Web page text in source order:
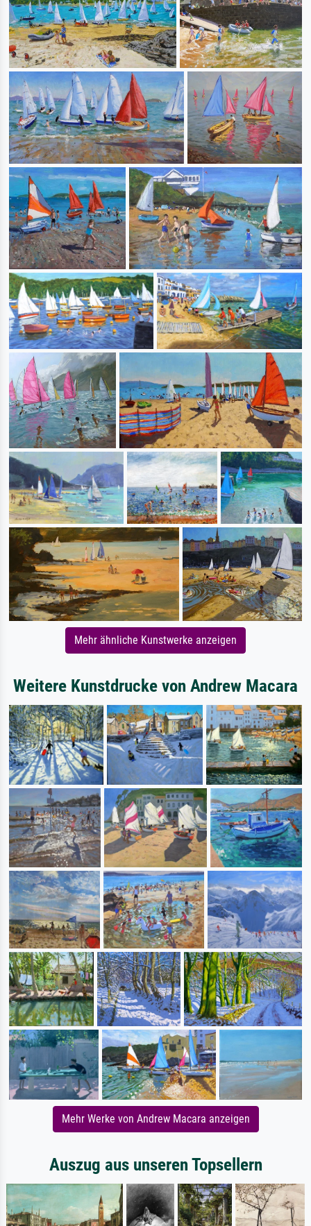
Mehr ähnliche Kunstwerke anzeigen
Weitere Kunstdrucke von Andrew Macara
Mehr Werke von Andrew Macara anzeigen
Auszug aus unseren Topsellern